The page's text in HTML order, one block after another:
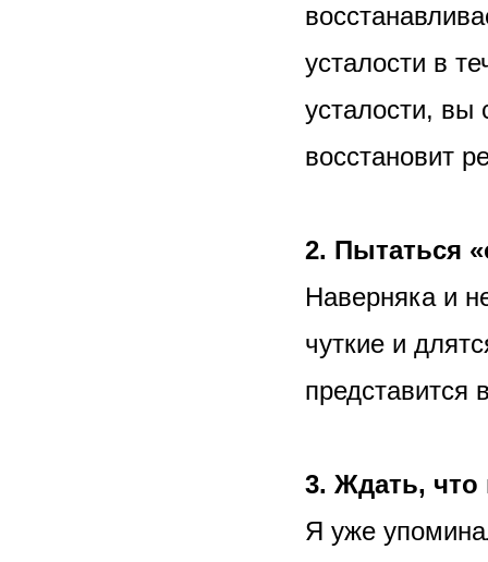
усталости в
усталости, вы
восстановит
2. Пытаться
Наверняка и
чуткие и
3. Ждать, что
Я уже